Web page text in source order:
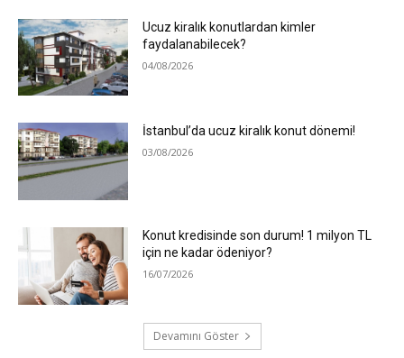
Ucuz kiralık konutlardan kimler
faydalanabilecek?
04/08/2026
İstanbul’da ucuz kiralık konut dönemi!
03/08/2026
Konut kredisinde son durum! 1 milyon TL
için ne kadar ödeniyor?
16/07/2026
Devamını Göster